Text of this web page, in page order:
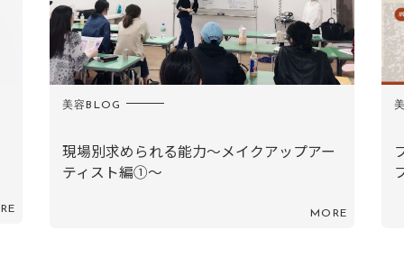
美容BLOG
現場別求められる能力〜メイクアップアー
ティスト編①〜
MORE